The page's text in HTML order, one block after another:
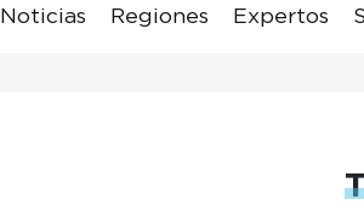
Noticias Regiones Expertos